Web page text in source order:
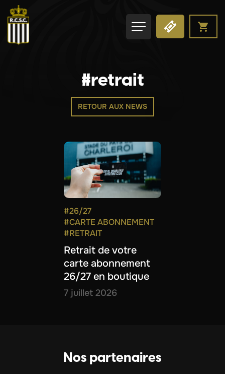
#retrait
RETOUR AUX NEWS
#26/27
#CARTE ABONNEMENT
#RETRAIT
Retrait de votre
carte abonnement
26/27 en boutique
7 juillet 2026
Nos partenaires